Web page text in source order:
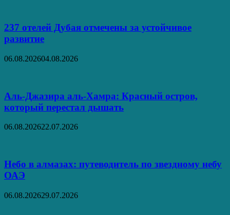
237 отелей Дубая отмечены за устойчивое
развитие
06.08.202604.08.2026
Аль‑Джазира аль‑Хамра: Красный остров,
который перестал дышать
06.08.202622.07.2026
Небо в алмазах: путеводитель по звездному небу
ОАЭ
06.08.202629.07.2026